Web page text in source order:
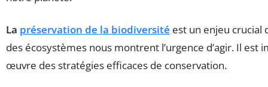
La préservation de la biodiversité est un enjeu crucial
des écosystèmes nous montrent l’urgence d’agir. Il
œuvre des stratégies efficaces de conservation.